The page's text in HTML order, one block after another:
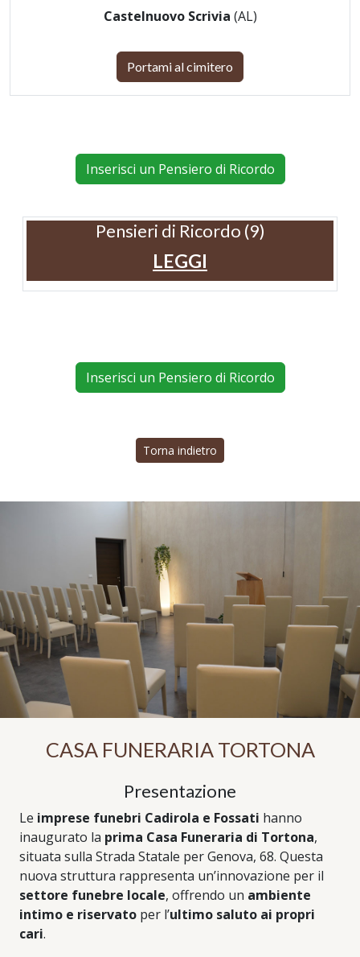
Castelnuovo Scrivia (AL)
Portami al cimitero
Inserisci un Pensiero di Ricordo
Pensieri di Ricordo (9)
LEGGI
Inserisci un Pensiero di Ricordo
Torna indietro
CASA FUNERARIA TORTONA
Presentazione
Le imprese funebri Cadirola e Fossati hanno
inaugurato la prima Casa Funeraria di Tortona,
situata sulla Strada Statale per Genova, 68. Questa
nuova struttura rappresenta un’innovazione per il
settore funebre locale, offrendo un ambiente
intimo e riservato per l’ultimo saluto ai propri
cari.